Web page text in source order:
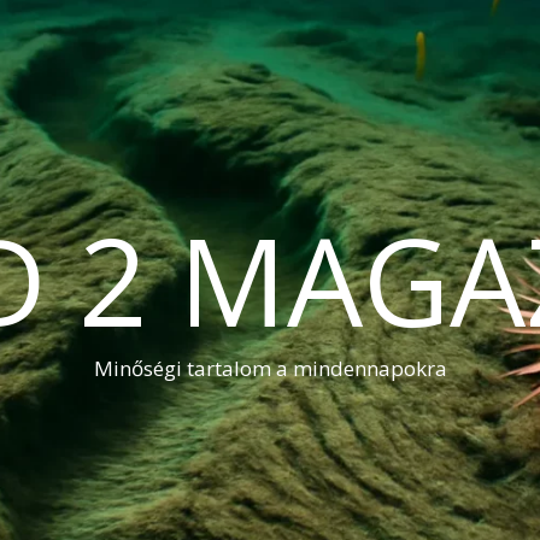
2
Minőségi tartalom a mindennapokra